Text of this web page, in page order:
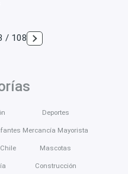
/ 108
Deportes
Mercancía Mayorista
Mascotas
Construcción